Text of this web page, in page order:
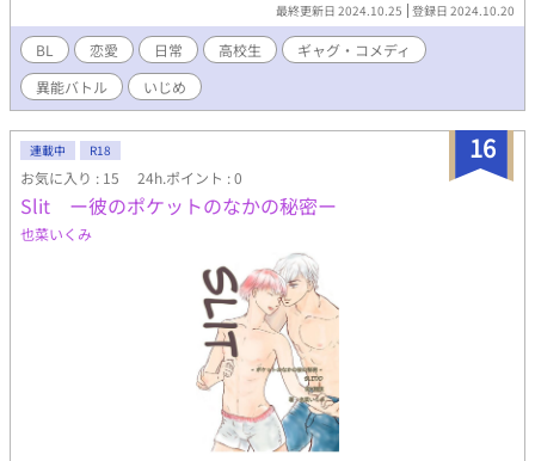
最終更新日 2024.10.25 登録日 2024.10.20
BL 恋愛 日常 高校生
ギャグ・コメディ
異能バトル
いじめ
16
連載中 R18
お気に入り : 15 24h.ポイント : 0
Slit ー彼のポケットのなかの秘密ー
也菜いくみ